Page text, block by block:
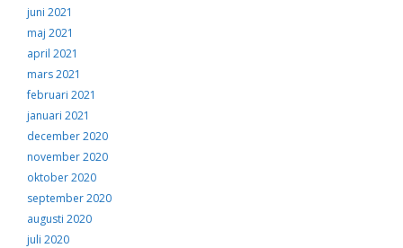
juni 2021
maj 2021
april 2021
mars 2021
februari 2021
januari 2021
december 2020
november 2020
oktober 2020
september 2020
augusti 2020
juli 2020